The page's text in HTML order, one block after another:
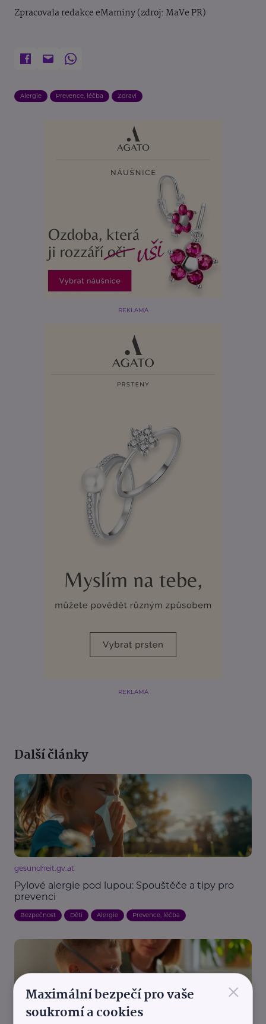
Zpracovala redakce eMaminy (zdroj: MaVe PR)
Alergie Prevence, léčba Zdraví
REKLAMA
REKLAMA
Další články
gesundheit.gv.at
Pylové alergie pod lupou: Spouštěče a tipy pro
prevenci
Bezpečnost Děti Alergie Prevence, léčba
×
Maximální bezpečí pro vaše
soukromí a cookies